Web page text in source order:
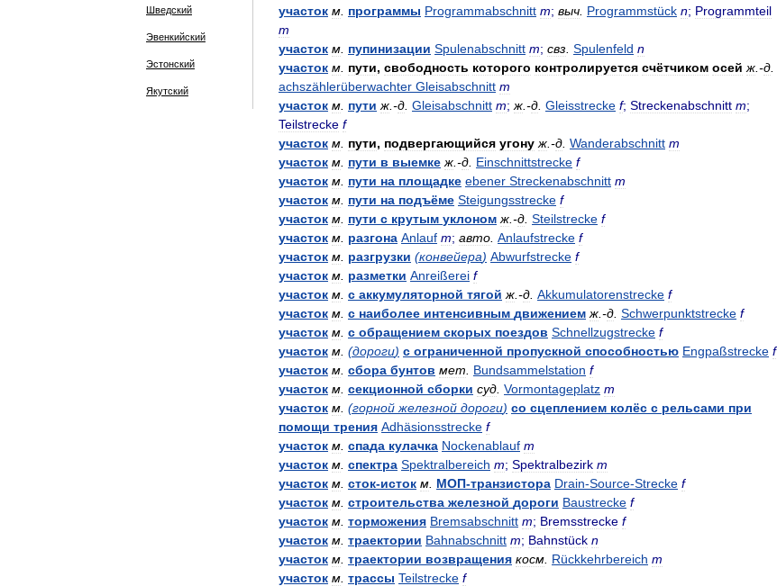
Шведский
Эвенкийский
Эстонский
Якутский
участок м программы Programmabschnitt m; выч Programmstück n; Programmteil
m
участок м пупинизации Spulenabschnitt m; свз Spulenfeld n
участок м пути, свободность которого контролируется счётчиком осей ж .-д
achszählerüberwachter Gleisabschnitt m
участок м пути ж .-д Gleisabschnitt m; ж .-д Gleisstrecke f; Streckenabschnitt m;
Teilstrecke f
участок м пути, подвергающийся угону ж .-д Wanderabschnitt m
участок м пути в выемке ж .-д Einschnittstrecke f
участок м пути на площадке ebener Streckenabschnitt m
участок м пути на подъёме Steigungsstrecke f
участок м пути с крутым уклоном ж .-д Steilstrecke f
участок м разгона Anlauf m; авто Anlaufstrecke f
участок м разгрузки (конвейера) Abwurfstrecke f
участок м разметки Anreißerei f
участок м с аккумуляторной тягой ж .-д Akkumulatorenstrecke f
участок м с наиболее интенсивным движением ж .-д Schwerpunktstrecke f
участок м с обращением скорых поездов Schnellzugstrecke f
участок м (дороги) с ограниченной пропускной способностью Engpaßstrecke f
участок м сбора бунтов мет Bundsammelstation f
участок м секционной сборки суд Vormontageplatz m
участок м (горной железной дороги) со сцеплением колёс с рельсами при
помощи трения Adhäsionsstrecke f
участок м спада кулачка Nockenablauf m
участок м спектра Spektralbereich m; Spektralbezirk m
участок м сток-исток м МОП-транзистора Drain-Source-Strecke f
участок м строительства железной дороги Baustrecke f
участок м торможения Bremsabschnitt m; Bremsstrecke f
участок м траектории Bahnabschnitt m; Bahnstück n
участок м траектории возвращения косм Rückkehrbereich m
участок м трассы Teilstrecke f